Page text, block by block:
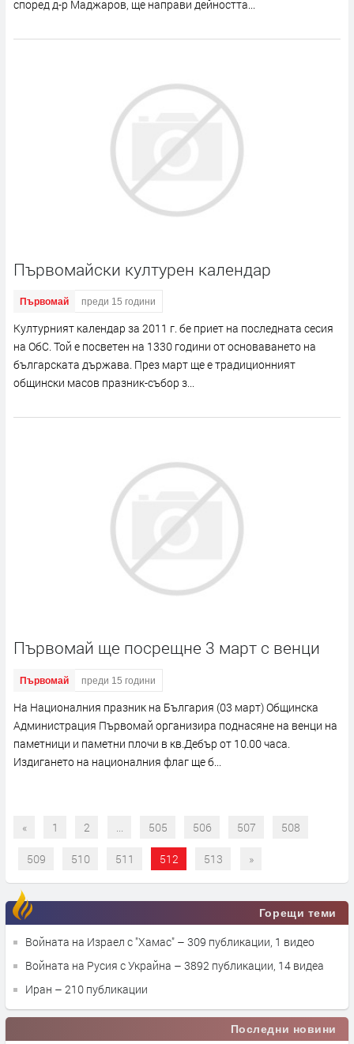
според д-р Маджаров, ще направи дейността...
Първомайски културен календар
Първомай преди 15 години
Културният календар за 2011 г. бе приет на последната сесия
на ОбС. Той е посветен на 1330 години от основаването на
българската държава. През март ще е традиционният
общински масов празник-събор з...
Първомай ще посрещне 3 март с венци
Първомай преди 15 години
На Националния празник на България (03 март) Общинска
Администрация Първомай организира поднасяне на венци на
паметници и паметни плочи в кв.Дебър от 10.00 часа.
Издигането на националния флаг ще б...
« 1 2 ... 505 506 507 508
509 510 511 512 513 »
Горещи теми
Войната на Израел с "Хамас"
– 309 публикации, 1 видео
Войната на Русия с Украйна
– 3892 публикации, 14 видеа
Иран
– 210 публикации
Последни новини